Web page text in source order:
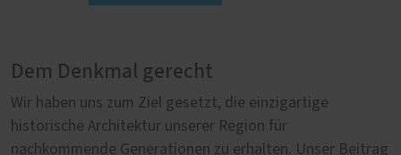
Dem Denkmal gerecht
Wir haben uns zum Ziel gesetzt, die einzigartige
historische Architektur unserer Region für
nachkommende Generationen zu erhalten. Unser Beitrag
Im Altbau authentisch
Nicht jeder Altbau steht automatisch unter
Denkmalschutz. Aber lohnt es sich deshalb eine
historische Fassade mit unpassenden Fenstern zu